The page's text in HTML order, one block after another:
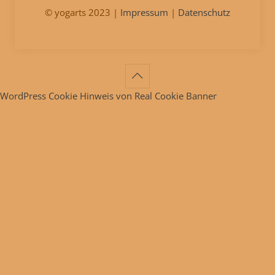
© yogarts 2023 | Impressum | Datenschutz
WordPress Cookie Hinweis von Real Cookie Banner